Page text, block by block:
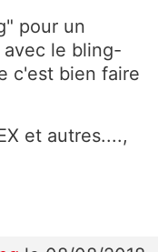
pour un
avec le bling-
c'est bien faire
et autres....,